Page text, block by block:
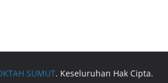
SUMUT. Keseluruhan Hak Cipta.